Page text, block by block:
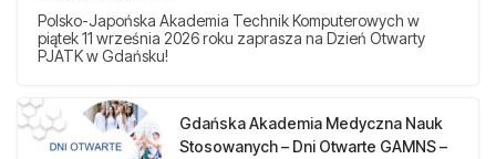
Polsko-Japońska Akademia Technik Komputerowych w
piątek 11 września 2026 roku zaprasza na Dzień Otwarty
PJATK w Gdańsku!
Gdańska Akademia Medyczna Nauk
Stosowanych – Dni Otwarte GAMNS –